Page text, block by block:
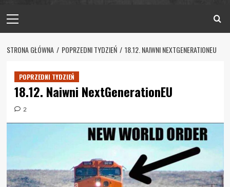
Menu
STRONA GŁÓWNA POPRZEDNI TYDZIEŃ 18.12. NAIWNI NEXTGENERATIONEU
POPRZEDNI TYDZIEŃ
18.12. Naiwni NextGenerationEU
2